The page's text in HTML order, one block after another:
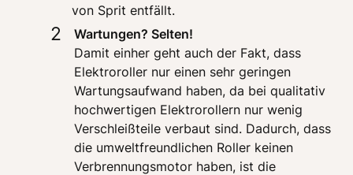
von Sprit entfällt.
2
Damit einher geht auch der Fakt, dass
Elektroroller nur einen sehr geringen
Wartungsaufwand haben, da bei qualitativ
hochwertigen Elektrorollern nur wenig
Verschleißteile verbaut sind. Dadurch, dass
die umweltfreundlichen Roller keinen
Verbrennungsmotor haben, ist die